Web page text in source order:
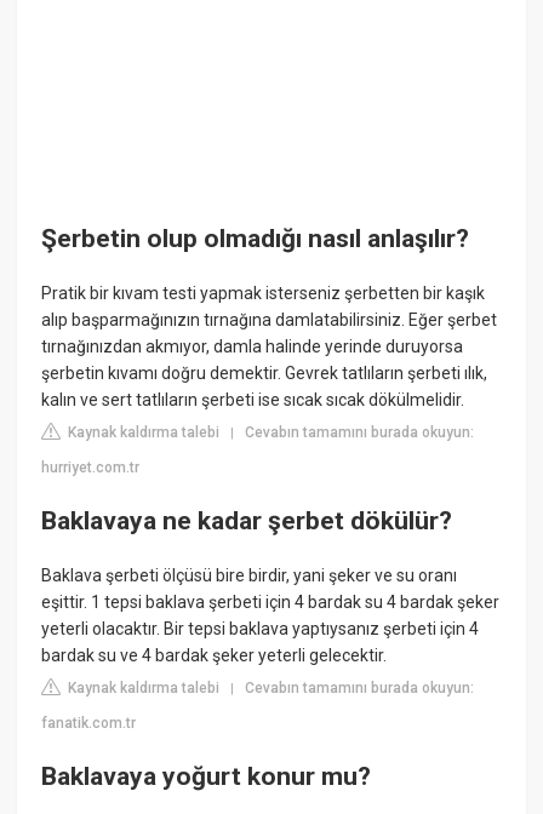
Şerbetin olup olmadığı nasıl anlaşılır?
Pratik bir kıvam testi yapmak isterseniz şerbetten bir kaşık
alıp başparmağınızın tırnağına damlatabilirsiniz. Eğer şerbet
tırnağınızdan akmıyor, damla halinde yerinde duruyorsa
şerbetin kıvamı doğru demektir. Gevrek tatlıların şerbeti ılık,
kalın ve sert tatlıların şerbeti ise sıcak sıcak dökülmelidir.
Kaynak kaldırma talebi |Cevabın tamamını burada okuyun:
hurriyet.com.tr
Baklavaya ne kadar şerbet dökülür?
Baklava şerbeti ölçüsü bire birdir, yani şeker ve su oranı
eşittir. 1 tepsi baklava şerbeti için 4 bardak su 4 bardak şeker
yeterli olacaktır. Bir tepsi baklava yaptıysanız şerbeti için 4
bardak su ve 4 bardak şeker yeterli gelecektir.
Kaynak kaldırma talebi |Cevabın tamamını burada okuyun:
fanatik.com.tr
Baklavaya yoğurt konur mu?